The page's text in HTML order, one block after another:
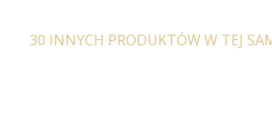
30 INNYCH PRODUKTÓW W TEJ